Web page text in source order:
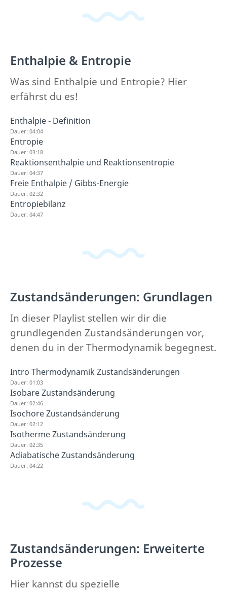
Enthalpie & Entropie
Was sind Enthalpie und Entropie? Hier
erfährst du es!
Enthalpie - Definition
Dauer: 04:04
Entropie
Dauer: 03:18
Reaktionsenthalpie und Reaktionsentropie
Dauer: 04:37
Freie Enthalpie / Gibbs-Energie
Dauer: 02:32
Entropiebilanz
Dauer: 04:47
Zustandsänderungen: Grundlagen
In dieser Playlist stellen wir dir die
grundlegenden Zustandsänderungen vor,
denen du in der Thermodynamik begegnest.
Intro Thermodynamik Zustandsänderungen
Dauer: 01:03
Isobare Zustandsänderung
Dauer: 02:46
Isochore Zustandsänderung
Dauer: 02:12
Isotherme Zustandsänderung
Dauer: 02:35
Adiabatische Zustandsänderung
Dauer: 04:22
Zustandsänderungen: Erweiterte
Prozesse
Hier kannst du spezielle